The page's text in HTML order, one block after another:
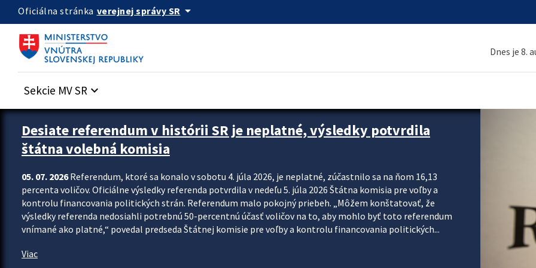
Preskocit na hlavný obsah
Oficiálna stránka verejnej správy SR arrow_drop_down
Dnes je 8.
Sekcie MV SR keyboard_arrow_down
Zastavit automatický posun upútavok
Desiate referendum v histórii SR je neplatné, výsledky potvrdila
štátna volebná komisia
05. 07. 2026Referendum, ktoré sa konalo v sobotu 4. júla 2026, je neplatné, zúčastnilo sa na ňom 16,13
percenta voličov. Oficiálne výsledky referenda potvrdila v nedeľu 5. júla 2026 Štátna komisia pre voľby a
kontrolu financovania politických strán. Referendum malo pokojný priebeh. „Môžem konštatovať, že
výsledky referenda nedosiahli potrebnú 50-percentnú účasť voličov na to, aby mohlo byť toto referendum
vnímané ako platné,“ povedal predseda Štátnej komisie pre voľby a kontrolu financovania politických...
Viac